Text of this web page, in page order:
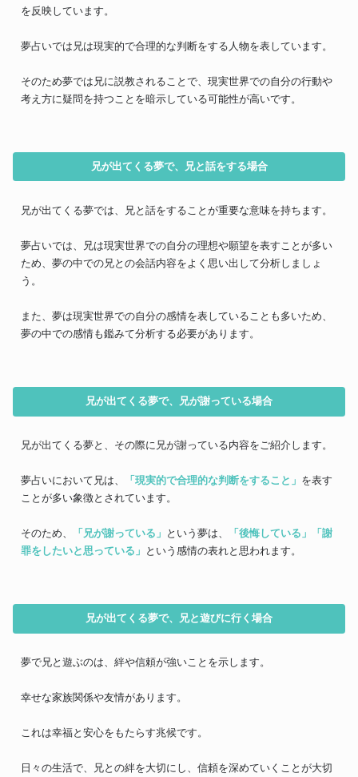
を反映しています。
夢占いでは兄は現実的で合理的な判断をする人物を表しています。
そのため夢では兄に説教されることで、現実世界での自分の行動や
考え方に疑問を持つことを暗示している可能性が高いです。
兄が出てくる夢で、兄と話をする場合
兄が出てくる夢では、兄と話をすることが重要な意味を持ちます。
夢占いでは、兄は現実世界での自分の理想や願望を表すことが多い
ため、夢の中での兄との会話内容をよく思い出して分析しましょ
う。
また、夢は現実世界での自分の感情を表していることも多いため、
夢の中での感情も鑑みて分析する必要があります。
兄が出てくる夢で、兄が謝っている場合
兄が出てくる夢と、その際に兄が謝っている内容をご紹介します。
夢占いにおいて兄は、 「現実的で合理的な判断をすること」 を表す
ことが多い象徴とされています。
そのため、 「兄が謝っている」 という夢は、 「後悔している」
「謝
罪をしたいと思っている」 という感情の表れと思われます。
兄が出てくる夢で、兄と遊びに行く場合
夢で兄と遊ぶのは、絆や信頼が強いことを示します。
幸せな家族関係や友情があります。
これは幸福と安心をもたらす兆候です。
日々の生活で、兄との絆を大切にし、信頼を深めていくことが大切